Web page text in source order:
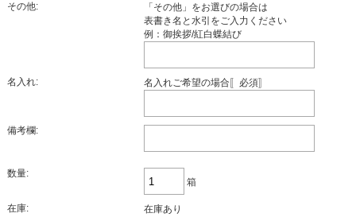
その他:
「その他」をお選びの場合は
表書き名と水引をご入力ください
例：御挨拶/紅白蝶結び
名入れ: 名入れご希望の場合〚必須〛
備考欄:
数量:
箱
在庫: 在庫あり